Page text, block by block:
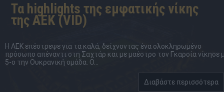
Τα highlights της εμφατικής νίκης
της ΑΕΚ (VID)
Η ΑΕΚ επέστρεψε για τα καλά, δείχνοντας ένα ολοκληρωμένο
πρόσωπο απέναντι στη Σαχτάρ και με μαέστρο τον Γκαρσία νίκησε
5-ο την Ουκρανική ομάδα. Ο...
Διαβάστε περισσότερα